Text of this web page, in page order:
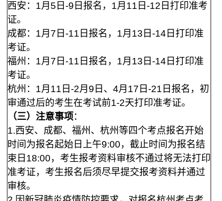
西安： 1月5 日-9 日报名， 1月11日-12日打印准考
证。
成都： 1月7 日-11 日报名， 1月13日-14日打印准
考证。
福州： 1月7日-11日报名，1月13日-14日打印准
考证。
杭州： 1月11 日-2月9 日、4月17日-21 日报名，初
审通过后的考生在考试前1-2天打印准考证。
（三）注意事项：
1.西安、成都、福州、杭州等四个考点报名开始
时间为报名起始日上午9:00，截止时间为报名结
束日18:00， 考生报考资料审核不通过将无法打印
准考证， 考生报名后须尽早提交报考资料并通过
审核。